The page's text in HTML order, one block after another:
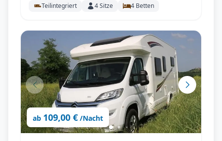
Teilintegriert 4Sitze 4 Betten
ab 109,00 € /Nacht